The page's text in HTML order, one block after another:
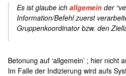
Es ist glaube ich allgemein der
Information/Befehl zuerst
Gruppenkoordinator bzw. den
Betonung auf ‘allgemein’ ; hier nicht
Im Falle der Indizierung wird aufs